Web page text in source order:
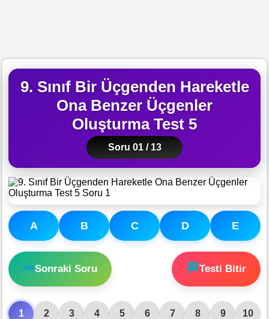
9. Sınıf Bir Üçgenden Hareketle
Ona Benzer Üçgenler
Oluşturma Test 5
Soru 01 / 13
A B C D E
➡️Sonraki Soru 🏁Testi Bitir
1 2 3 4 5 6 7 8 9 10